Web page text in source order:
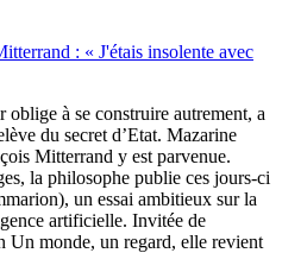
: « J'étais insolente avec
à se construire autrement, a
du secret d’Etat. Mazarine
Mitterrand y est parvenue.
la philosophe publie ces jours-ci
un essai ambitieux sur la
artificielle. Invitée de
Un monde, un regard, elle revient